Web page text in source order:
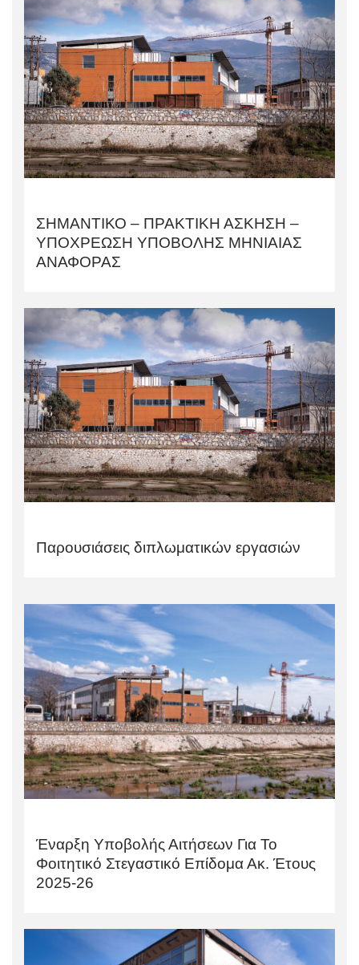
ΣΗΜΑΝΤΙΚΟ – ΠΡΑΚΤΙΚΗ ΑΣΚΗΣΗ –
ΥΠΟΧΡΕΩΣΗ ΥΠΟΒΟΛΗΣ ΜΗΝΙΑΙΑΣ
ΑΝΑΦΟΡΑΣ
Παρουσιάσεις διπλωματικών εργασιών
Έναρξη Υποβολής Αιτήσεων Για Το
Φοιτητικό Στεγαστικό Επίδομα Ακ. Έτους
2025-26